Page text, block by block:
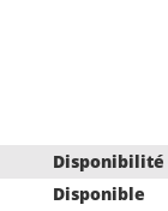
Disponibilité
Disponible